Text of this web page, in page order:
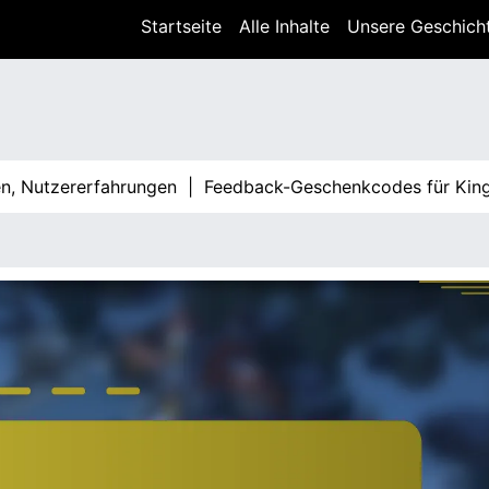
Startseite Alle Inhalte Unsere
|Feedback-Geschenkcodes für King Of